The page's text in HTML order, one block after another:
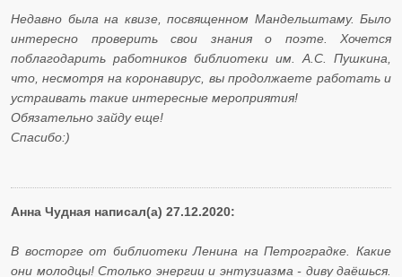
Недавно была на квизе, посвященном Мандельштаму. Было
интересно проверить свои знания о поэте. Хочется
поблагодарить работников библиотеки им. А.С. Пушкина,
что, несмотря на коронавирус, вы продолжаете работать и
устраивать такие интересные мероприятия!
Обязательно зайду еще!
Спасибо:)
Анна Чудная написал(а) 27.12.2020:
В восторге от библиотеки Ленина на Петроградке. Какие
они молодцы! Столько энергии и энтузиазма - диву даёшься.